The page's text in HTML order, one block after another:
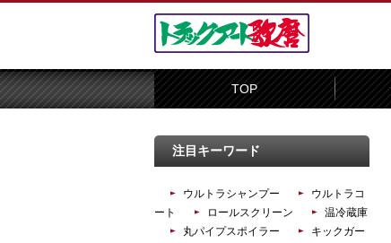
TOP
注目キーワード
ウルトラシャンプー
ウルトラコ
ート
ロールスクリーン
温冷蔵庫
丸パイプスポイラー
キックガー